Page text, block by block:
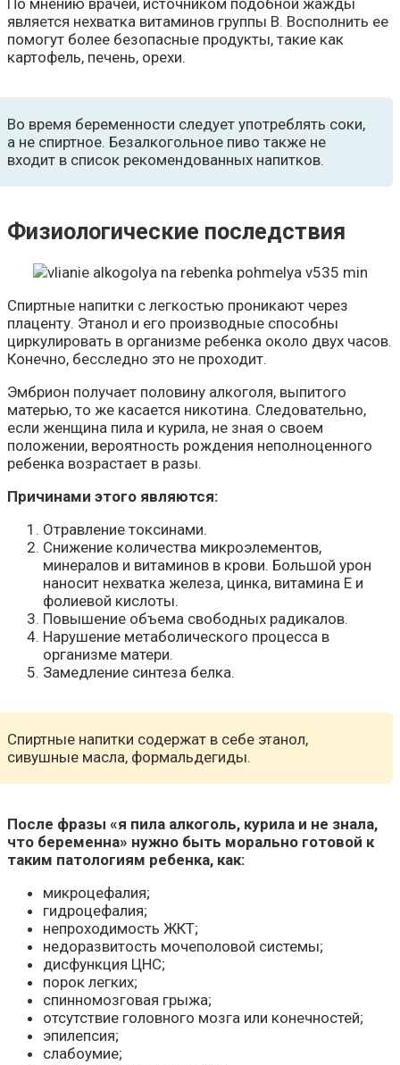
По мнению врачей, источником подобной жажды
является нехватка витаминов группы В. Восполнить ее
помогут более безопасные продукты, такие как
картофель, печень, орехи.
Во время беременности следует употреблять соки,
а не спиртное. Безалкогольное пиво также не
входит в список рекомендованных напитков.
Физиологические последствия
Спиртные напитки с легкостью проникают через
плаценту. Этанол и его производные способны
циркулировать в организме ребенка около двух часов.
Конечно, бесследно это не проходит.
Эмбрион получает половину алкоголя, выпитого
матерью, то же касается никотина. Следовательно,
если женщина пила и курила, не зная о своем
положении, вероятность рождения неполноценного
ребенка возрастает в разы.
Причинами этого являются:
Отравление токсинами.
Снижение количества микроэлементов,
минералов и витаминов в крови. Большой урон
наносит нехватка железа, цинка, витамина Е и
фолиевой кислоты.
Повышение объема свободных радикалов.
Нарушение метаболического процесса в
организме матери.
Замедление синтеза белка.
Спиртные напитки содержат в себе этанол,
сивушные масла, формальдегиды.
После фразы «я пила алкоголь, курила и не знала,
что беременна» нужно быть морально готовой к
таким патологиям ребенка, как:
микроцефалия;
гидроцефалия;
непроходимость ЖКТ;
недоразвитость мочеполовой системы;
дисфункция ЦНС;
порок легких;
спинномозговая грыжа;
отсутствие головного мозга или конечностей;
эпилепсия;
слабоумие;